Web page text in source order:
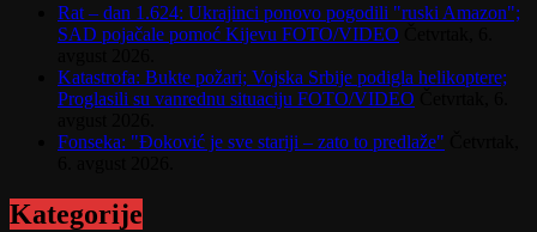
Rat – dan 1.624: Ukrajinci ponovo pogodili "ruski Amazon";
SAD pojačale pomoć Kijevu FOTO/VIDEO
Katastrofa: Bukte požari; Vojska Srbije podigla helikoptere;
Proglasili su vanrednu situaciju FOTO/VIDEO
Fonseka: "Đoković je sve stariji – zato to predlaže"
Kategorije